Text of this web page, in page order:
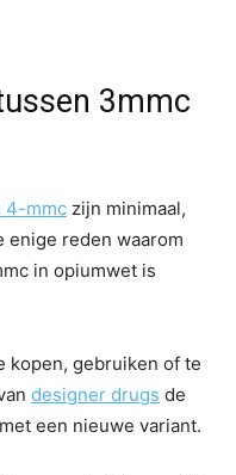
3mmc
4-mmc zijn minimaal,
enige reden waarom
in opiumwet is
kopen, gebruiken of te
designer drugs de
een nieuwe variant.